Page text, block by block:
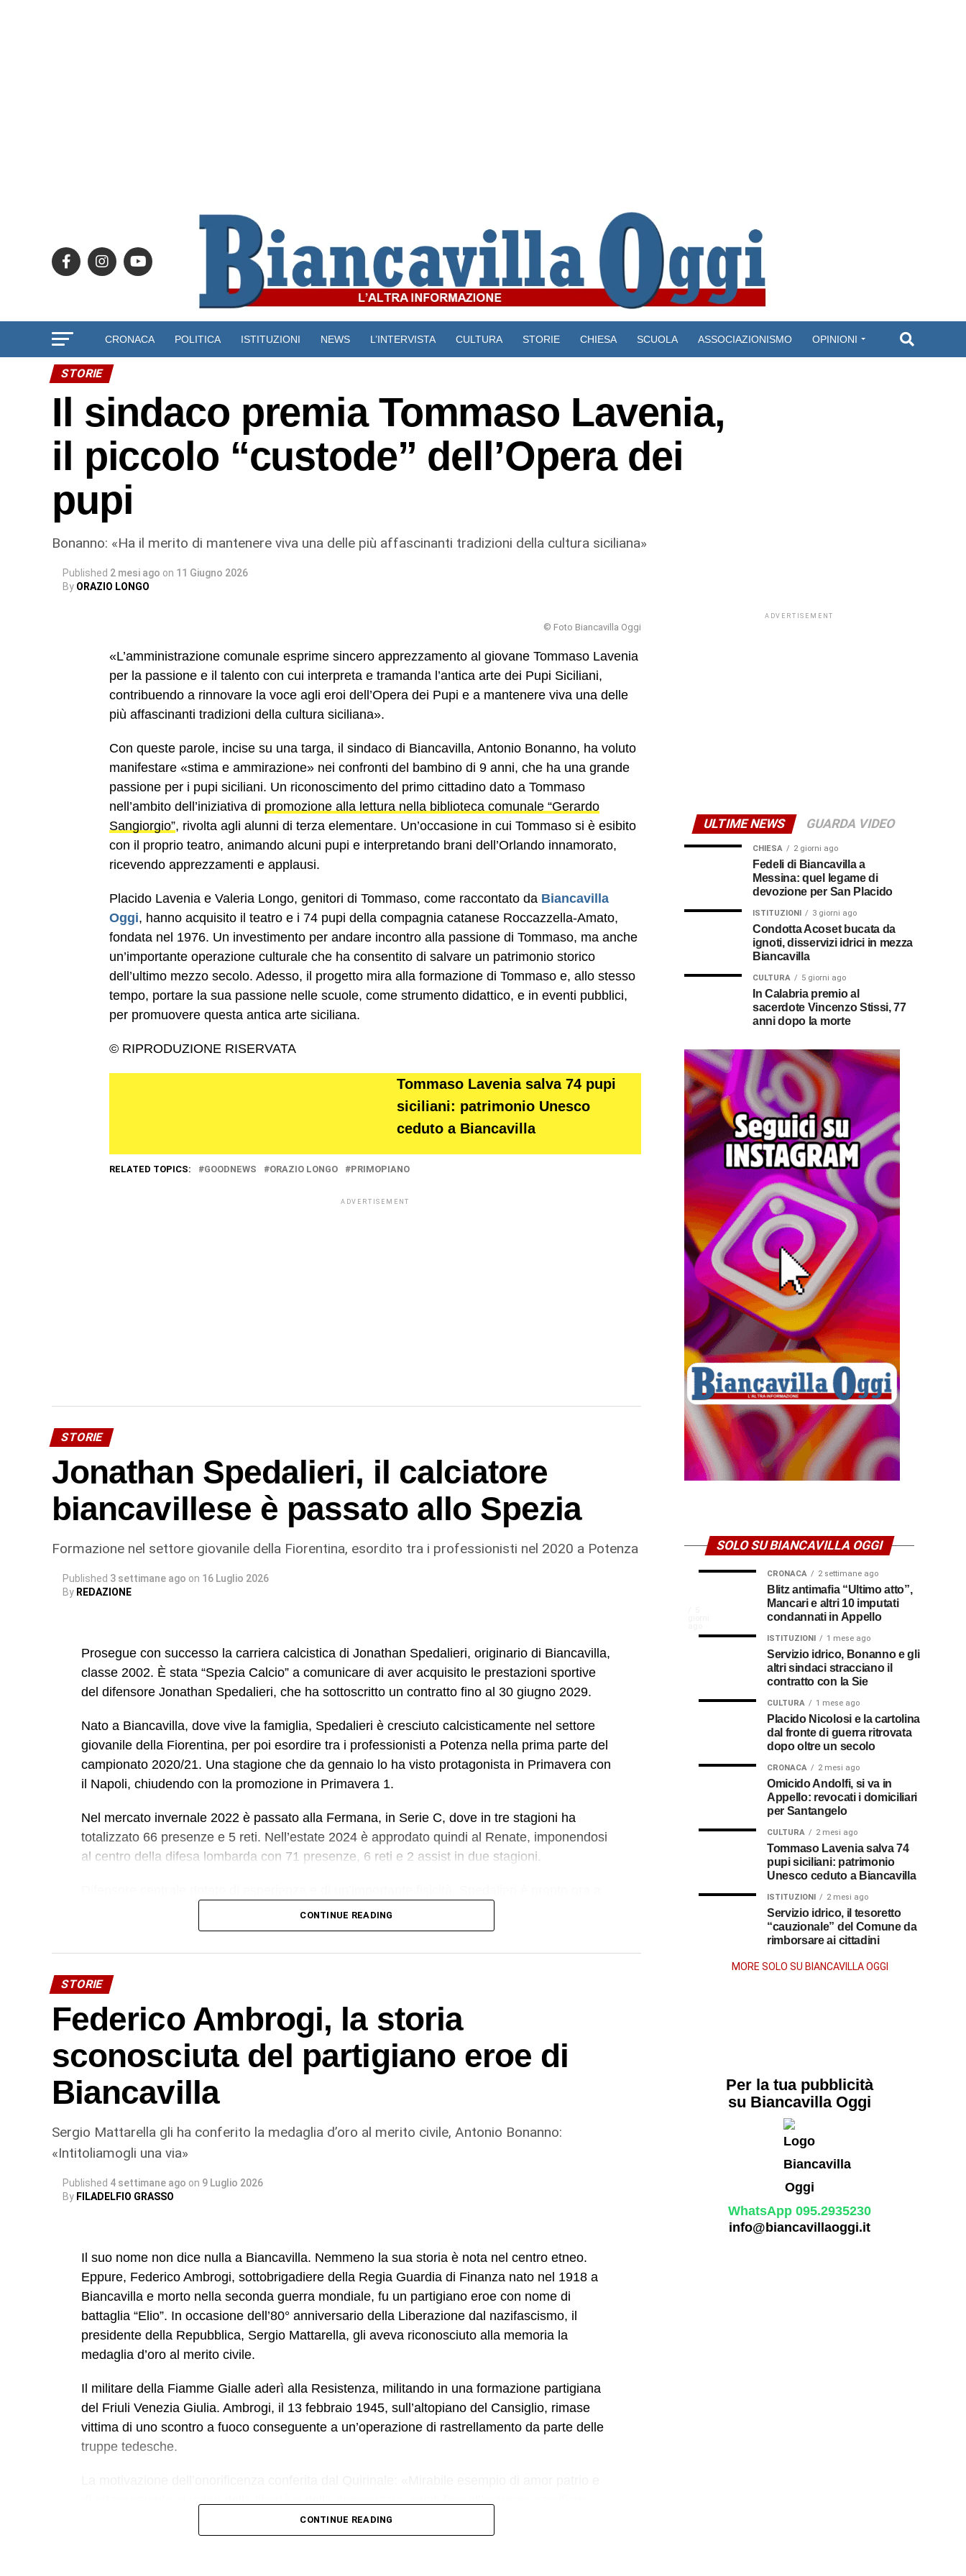
CRONACA POLITICA ISTITUZIONI NEWS L’INTERVISTA CULTURA STORIE CHIESA SCUOLA ASSOCIAZIONISMO OPINIONI
STORIE
Il sindaco premia Tommaso Lavenia,
il piccolo “custode” dell’Opera dei
pupi
Bonanno: «Ha il merito di mantenere viva una delle più affascinanti tradizioni della cultura siciliana»
Published 2 mesi ago on 11 Giugno 2026
By ORAZIO LONGO
© Foto Biancavilla Oggi
«L’amministrazione comunale esprime sincero apprezzamento al giovane Tommaso Lavenia
per la passione e il talento con cui interpreta e tramanda l’antica arte dei Pupi Siciliani,
contribuendo a rinnovare la voce agli eroi dell’Opera dei Pupi e a mantenere viva una delle
più affascinanti tradizioni della cultura siciliana».
Con queste parole, incise su una targa, il sindaco di Biancavilla, Antonio Bonanno, ha voluto
manifestare «stima e ammirazione» nei confronti del bambino di 9 anni, che ha una grande
passione per i pupi siciliani. Un riconoscimento del primo cittadino dato a Tommaso
nell’ambito dell’iniziativa di promozione alla lettura nella biblioteca comunale “Gerardo
Sangiorgio”, rivolta agli alunni di terza elementare. Un’occasione in cui Tommaso si è esibito
con il proprio teatro, animando alcuni pupi e interpretando brani dell’Orlando innamorato,
ricevendo apprezzamenti e applausi.
Placido Lavenia e Valeria Longo, genitori di Tommaso, come raccontato da Biancavilla
Oggi, hanno acquisito il teatro e i 74 pupi della compagnia catanese Roccazzella-Amato,
fondata nel 1976. Un investimento per andare incontro alla passione di Tommaso, ma anche
un’importante operazione culturale che ha consentito di salvare un patrimonio storico
dell’ultimo mezzo secolo. Adesso, il progetto mira alla formazione di Tommaso e, allo stesso
tempo, portare la sua passione nelle scuole, come strumento didattico, e in eventi pubblici,
per promuovere questa antica arte siciliana.
© RIPRODUZIONE RISERVATA
Tommaso Lavenia salva 74 pupi
siciliani: patrimonio Unesco
ceduto a Biancavilla
RELATED TOPICS: GOODNEWS ORAZIO LONGO PRIMOPIANO
ADVERTISEMENT
STORIE
Jonathan Spedalieri, il calciatore
biancavillese è passato allo Spezia
Formazione nel settore giovanile della Fiorentina, esordito tra i professionisti nel 2020 a Potenza
Published 3 settimane ago on 16 Luglio 2026
By REDAZIONE
Prosegue con successo la carriera calcistica di Jonathan Spedalieri, originario di Biancavilla,
classe 2002. È stata “Spezia Calcio” a comunicare di aver acquisito le prestazioni sportive
del difensore Jonathan Spedalieri, che ha sottoscritto un contratto fino al 30 giugno 2029.
Nato a Biancavilla, dove vive la famiglia, Spedalieri è cresciuto calcisticamente nel settore
giovanile della Fiorentina, per poi esordire tra i professionisti a Potenza nella prima parte del
campionato 2020/21. Una stagione che da gennaio lo ha visto protagonista in Primavera con
il Napoli, chiudendo con la promozione in Primavera 1.
Nel mercato invernale 2022 è passato alla Fermana, in Serie C, dove in tre stagioni ha
totalizzato 66 presenze e 5 reti. Nell’estate 2024 è approdato quindi al Renate, imponendosi
al centro della difesa lombarda con 71 presenze, 6 reti e 2 assist in due stagioni.
mettere le proprie qualità al servizio delle Aquile.
Da Biancavilla al grande calcio:
Spedalieri convocato per Juve-
Napoli
CONTINUE READING
STORIE
Federico Ambrogi, la storia
sconosciuta del partigiano eroe di
Biancavilla
Sergio Mattarella gli ha conferito la medaglia d’oro al merito civile, Antonio Bonanno:
«Intitoliamogli una via»
Published 4 settimane ago on 9 Luglio 2026
By FILADELFIO GRASSO
Il suo nome non dice nulla a Biancavilla. Nemmeno la sua storia è nota nel centro etneo.
Eppure, Federico Ambrogi, sottobrigadiere della Regia Guardia di Finanza nato nel 1918 a
Biancavilla e morto nella seconda guerra mondiale, fu un partigiano eroe con nome di
battaglia “Elio”. In occasione dell’80° anniversario della Liberazione dal nazifascismo, il
presidente della Repubblica, Sergio Mattarella, gli aveva riconosciuto alla memoria la
medaglia d’oro al merito civile.
Il militare della Fiamme Gialle aderì alla Resistenza, militando in una formazione partigiana
del Friuli Venezia Giulia. Ambrogi, il 13 febbraio 1945, sull’altopiano del Cansiglio, rimase
vittima di uno scontro a fuoco conseguente a un’operazione di rastrellamento da parte delle
truppe tedesche.
A curare la relazione ministeriale finalizzata al riconoscimento della medaglia è stato il
CONTINUE READING
ADVERTISEMENT
ULTIME NEWS GUARDA VIDEO
CHIESA 2 giorni ago
Fedeli di Biancavilla a
Messina: quel legame di
devozione per San Placido
ISTITUZIONI 3 giorni ago
Condotta Acoset bucata da
ignoti, disservizi idrici in mezza
Biancavilla
CULTURA 5 giorni ago
In Calabria premio al
sacerdote Vincenzo Stissi, 77
anni dopo la morte
SOLO SU BIANCAVILLA OGGI
Calabria
premio
al
sacerdote
Vincenzo
77
dopo
morte
per
della
CRONACA 2 settimane ago
Blitz antimafia “Ultimo atto”,
Mancari e altri 10 imputati
condannati in Appello
ISTITUZIONI 1 mese ago
Servizio idrico, Bonanno e gli
altri sindaci stracciano il
contratto con la Sie
CULTURA 1 mese ago
Placido Nicolosi e la cartolina
dal fronte di guerra ritrovata
dopo oltre un secolo
CRONACA 2 mesi ago
Omicido Andolfi, si va in
Appello: revocati i domiciliari
per Santangelo
CULTURA 2 mesi ago
Tommaso Lavenia salva 74
pupi siciliani: patrimonio
Unesco ceduto a Biancavilla
ISTITUZIONI 2 mesi ago
Servizio idrico, il tesoretto
“cauzionale” del Comune da
rimborsare ai cittadini
MORE SOLO SU BIANCAVILLA OGGI
Per la tua pubblicità
su Biancavilla Oggi
WhatsApp 095.2935230
info@biancavillaoggi.it